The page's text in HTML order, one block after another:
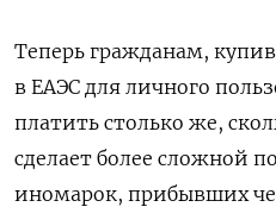
Теперь гражданам,
в ЕАЭС для личного
платить столько же,
сделает более сложной
иномарок, прибывших